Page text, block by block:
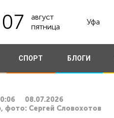
07
август
пятница
Уфа
СПОРТ БЛОГИ
08.07.2026
фото: Сергей Словохотов